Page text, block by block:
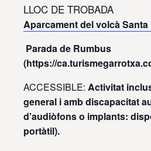
LLOC DE TROBADA
Aparcament del volcà Santa
Parada de Rumbus
(https://
ACCESSIBLE: Activitat
general i amb discapacitat
d’audiòfonso implants:
portàtil).